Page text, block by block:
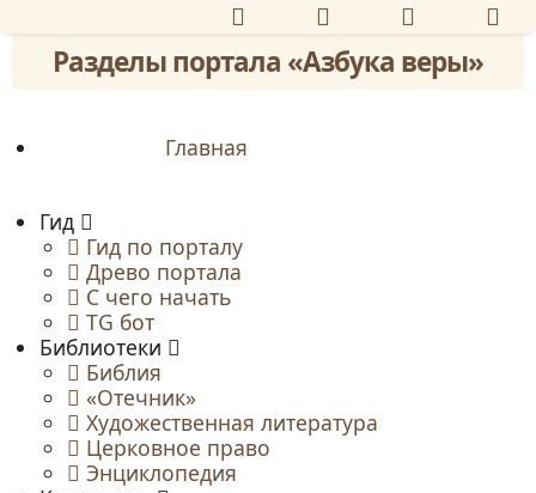
Разделы портала «Азбука веры»
Главная
Гид
Гид по порталу
Древо портала
С чего начать
TG бот
Библиотеки
Библия
«Отечник»
Художественная литература
Церковное право
Энциклопедия